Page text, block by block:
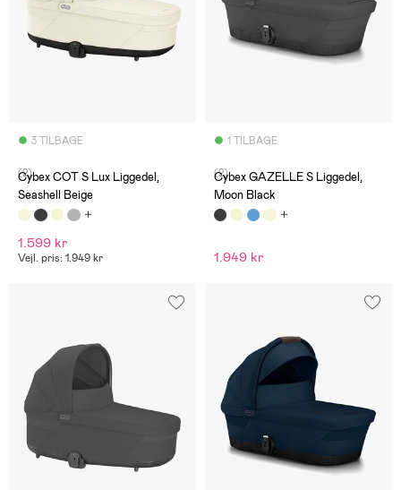
3 TILBAGE
(2)
Cybex COT S Lux Liggedel,
Seashell Beige
1.599 kr
Vejl. pris: 1.949 kr
1 TILBAGE
(2)
Cybex GAZELLE S Liggedel,
Moon Black
1.949 kr